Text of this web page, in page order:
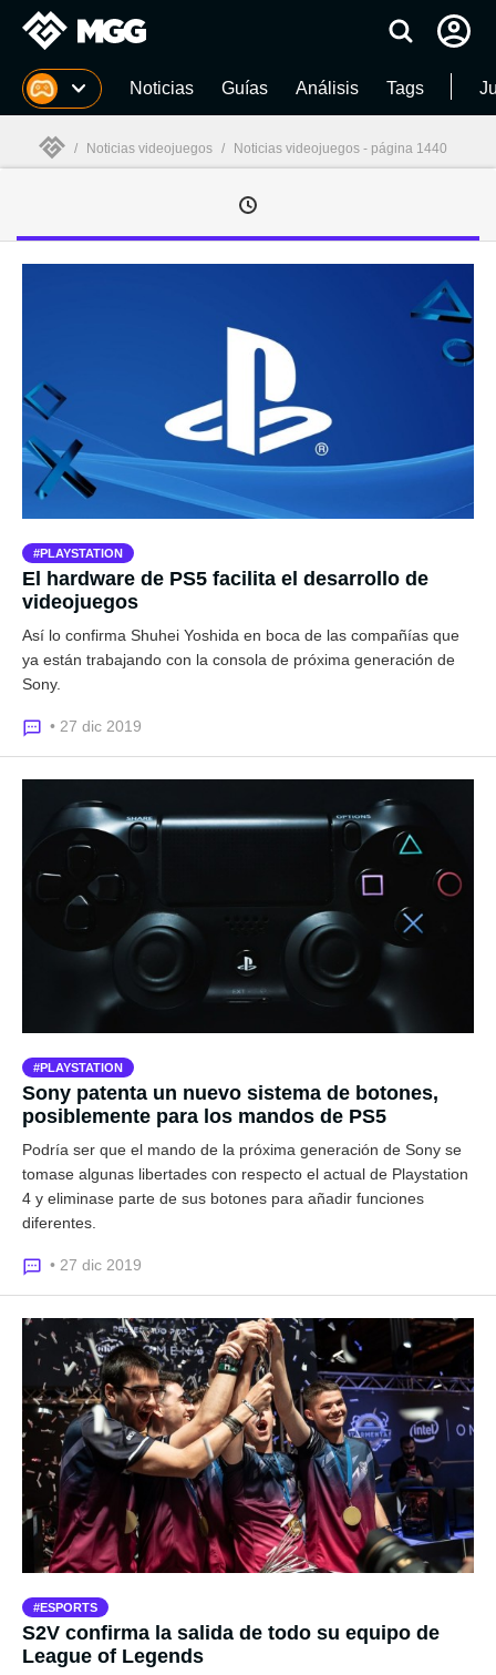
MGG Noticias Guías Análisis Tags
/ Noticias videojuegos / Noticias videojuegos - página 1440
PLAYSTATION
El hardware de PS5 facilita el desarrollo de
videojuegos
Así lo confirma Shuhei Yoshida en boca de las compañías que
ya están trabajando con la consola de próxima generación de
Sony.
• 27 dic 2019
PLAYSTATION
Sony patenta un nuevo sistema de botones,
posiblemente para los mandos de PS5
Podría ser que el mando de la próxima generación de Sony se
tomase algunas libertades con respecto el actual de Playstation
4 y eliminase parte de sus botones para añadir funciones
diferentes.
• 27 dic 2019
ESPORTS
S2V confirma la salida de todo su equipo de
League of Legends